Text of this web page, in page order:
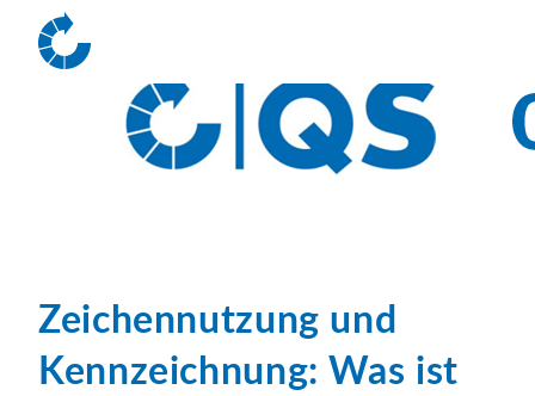
Zeichennutzung und
Kennzeichnung: Was ist